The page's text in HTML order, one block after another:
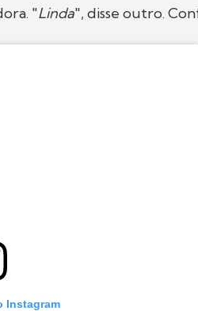
"Linda", disse outro.
Instagram